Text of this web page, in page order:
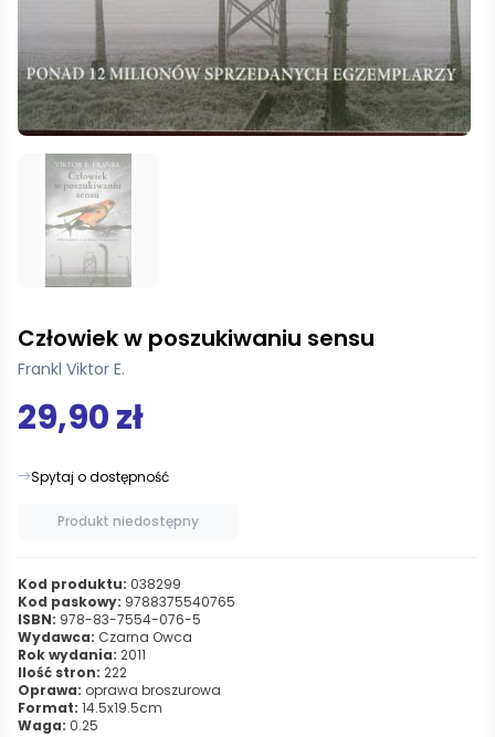
Człowiek w poszukiwaniu sensu
Frankl Viktor E.
29,90 zł
Spytaj o dostępność
Produkt niedostępny
Kod produktu: 038299
Kod paskowy: 9788375540765
ISBN: 978-83-7554-076-5
Wydawca: Czarna Owca
Rok wydania: 2011
Ilość stron: 222
Oprawa: oprawa broszurowa
Format: 14.5x19.5cm
Waga: 0.25